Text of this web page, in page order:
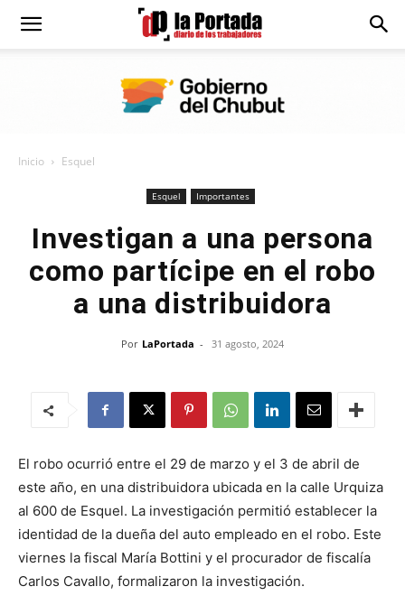
Diario
Inicio Esquel
Esquel Importantes
Investigan a una persona
como partícipe en el robo
a una distribuidora
Por LaPortada - 31 agosto, 2024
El robo ocurrió entre el 29 de marzo y el 3 de abril de
este año, en una distribuidora ubicada en la calle Urquiza
al 600 de Esquel. La investigación permitió establecer la
identidad de la dueña del auto empleado en el robo. Este
viernes la fiscal María Bottini y el procurador de fiscalía
Carlos Cavallo, formalizaron la investigación.